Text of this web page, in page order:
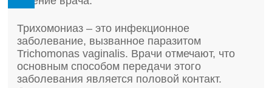
Трихомониаз – это инфекционное
заболевание, вызванное паразитом
Trichomonas vaginalis. Врачи отмечают, что
основным способом передачи этого
заболевания является половой контакт.